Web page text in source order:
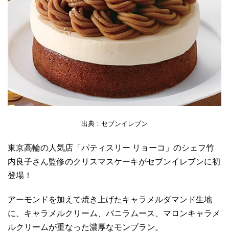
出典：セブンイレブン
東京高輪の人気店「パティスリー リョーコ」のシェフ竹
内良子さん監修のクリスマスケーキがセブンイレブンに初
登場！
アーモンドを加えて焼き上げたキャラメルダマンド生地
に、キャラメルクリーム、バニラムース、マロンキャラメ
ルクリームが重なった濃厚なモンブラン。